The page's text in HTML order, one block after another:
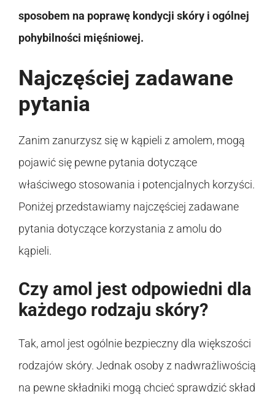
sposobem na poprawę kondycji skóry i ogólnej
pohybilności mięśniowej.
Najczęściej zadawane
pytania
Zanim zanurzysz się w kąpieli z amolem, mogą
pojawić się pewne pytania dotyczące
właściwego stosowania i potencjalnych korzyści.
Poniżej przedstawiamy najczęściej zadawane
pytania dotyczące korzystania z amolu do
kąpieli.
Czy amol jest odpowiedni dla
każdego rodzaju skóry?
Tak, amol jest ogólnie bezpieczny dla większości
rodzajów skóry. Jednak osoby z nadwrażliwością
na pewne składniki mogą chcieć sprawdzić skład